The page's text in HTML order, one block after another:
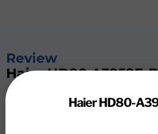
Review
Haier HD80-A3959E-
Je droogt kleine en grotere
Haier HD80-